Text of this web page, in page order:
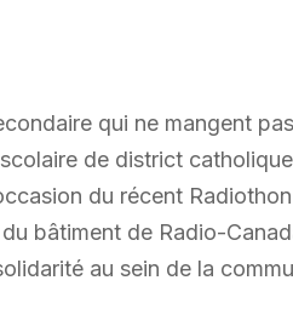
qui ne mangent
de district
du récent
bâtiment de Radio-
au sein de la